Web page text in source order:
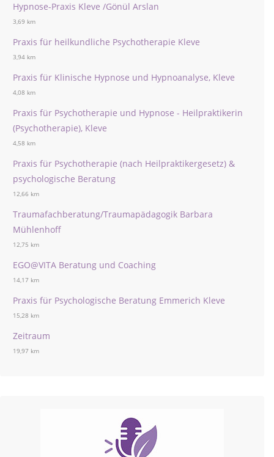
Hypnose-Praxis Kleve /Gönül Arslan
3,69 km
Praxis für heilkundliche Psychotherapie Kleve
3,94 km
Praxis für Klinische Hypnose und Hypnoanalyse, Kleve
4,08 km
Praxis für Psychotherapie und Hypnose - Heilpraktikerin
(Psychotherapie), Kleve
4,58 km
Praxis für Psychotherapie (nach Heilpraktikergesetz) &
psychologische Beratung
12,66 km
Traumafachberatung/Traumapädagogik Barbara
Mühlenhoff
12,75 km
EGO@VITA Beratung und Coaching
14,17 km
Praxis für Psychologische Beratung Emmerich Kleve
15,28 km
Zeitraum
19,97 km